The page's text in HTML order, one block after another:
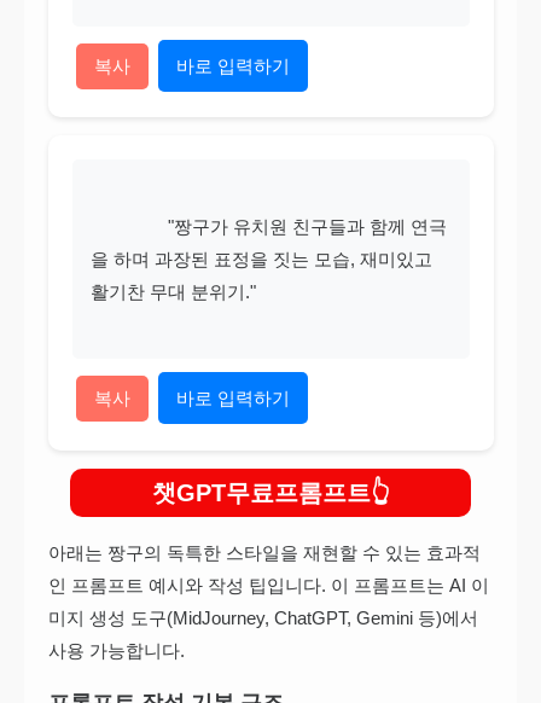
복사 바로 입력하기
을 하며 과장된 표정을 짓는 모습, 재미있고
활기찬 무대 분위기."
복사 바로 입력하기
챗GPT무료프롬프트
아래는 짱구의 독특한 스타일을 재현할 수 있는 효과적
인 프롬프트 예시와 작성 팁입니다. 이 프롬프트는 AI 이
미지 생성 도구(MidJourney, ChatGPT, Gemini 등)에서
사용 가능합니다.